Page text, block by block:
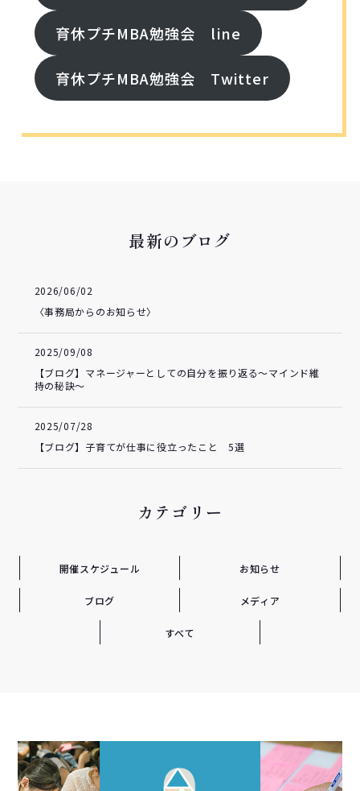
育休プチMBA勉強会 line
育休プチMBA勉強会 Twitter
最新のブログ
2026/06/02
〈事務局からのお知らせ〉
2025/09/08
【ブログ】マネージャーとしての自分を振り返る～マインド維
持の秘訣～
2025/07/28
【ブログ】子育てが仕事に役立ったこと 5選
カテゴリー
開催スケジュール お知らせ
ブログ メディア
すべて